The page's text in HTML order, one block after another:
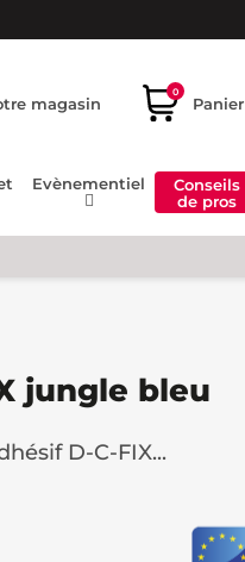
magasin
0
Panier
Evènementiel
Conseils
de pros
jungle bleu
D-C-FIX...